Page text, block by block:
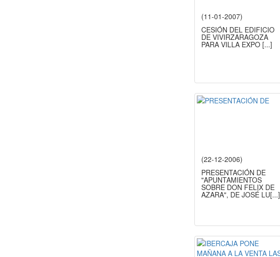
(11-01-2007)
CESIÓN DEL EDIFICIO
DE VIVIRZARAGOZA
PARA VILLA EXPO [...]
(22-12-2006)
PRESENTACIÓN DE
"APUNTAMIENTOS
SOBRE DON FELIX DE
AZARA", DE JOSÉ LU[...]